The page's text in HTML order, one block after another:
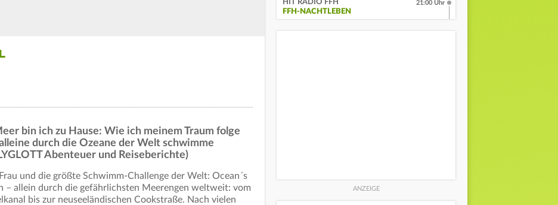
bin ich zu Hause: Wie ich meinem Traum folge
durch die Ozeane der Welt schwimme
Abenteuer und Reiseberichte)
und die größte Schwimm-Challenge der Welt: Ocean´s
– allein durch die gefährlichsten Meerengen weltweit: vom
bis zur neuseeländischen Cookstraße. Nach vielen
HIT RADIO FFH
FFH-NACHTLEBEN
21:00 Uhr